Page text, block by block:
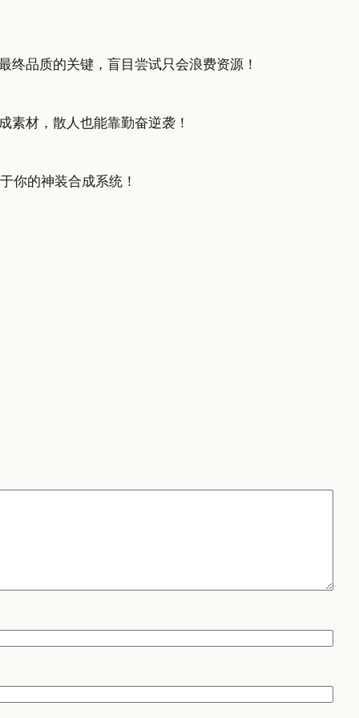
终品质的关键，盲目尝试只会浪费资源！
素材，散人也能靠勤奋逆袭！
你的神装合成系统！